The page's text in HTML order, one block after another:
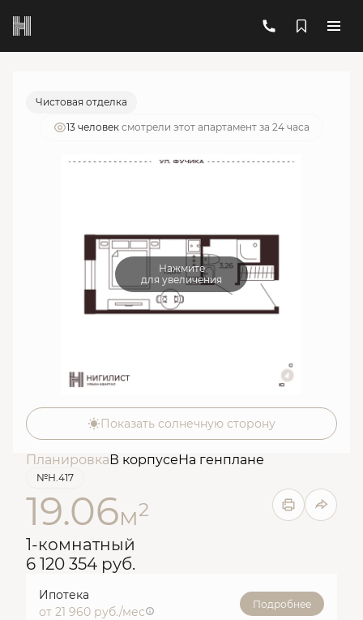
1-комнатный 6 120 354 руб.
Ипотека
Чистовая отделка
13 человек смотрели этот апартамент за 24 часа
Нажмите
для увеличения
Показать солнечную сторону
ПланировкаВ корпусеНа генплане
№Н.417
19.06м2
1-комнатный
6 120 354 руб.
Ипотека
от 21 960 руб./мес
Подробнее